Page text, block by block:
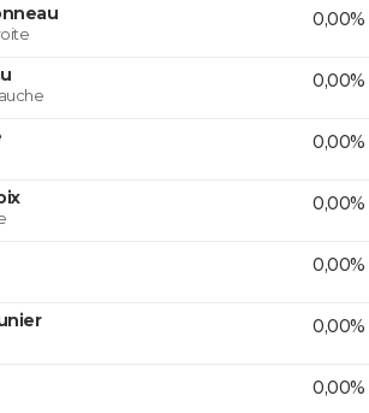
0,00%
0,00%
0,00%
0,00%
0,00%
0,00%
0,00%